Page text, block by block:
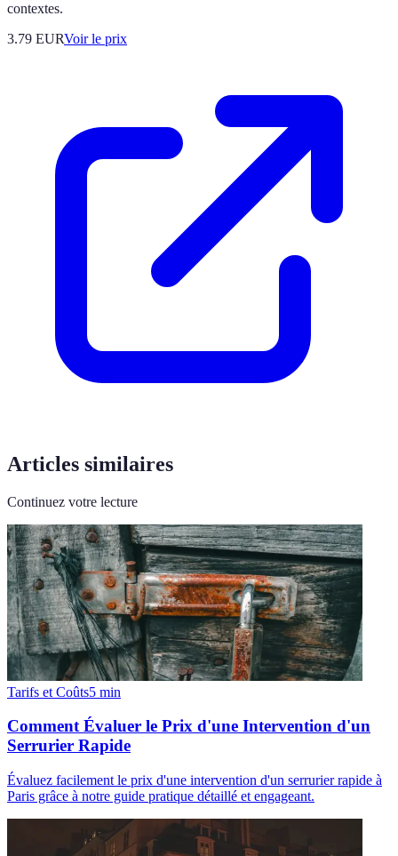
contextes.
3.79 EURVoir le prix
Articles similaires
Continuez votre lecture
Tarifs et Coûts5 min
Comment Évaluer le Prix d'une Intervention d'un
Serrurier Rapide
Évaluez facilement le prix d'une intervention d'un serrurier rapide à
Paris grâce à notre guide pratique détaillé et engageant.